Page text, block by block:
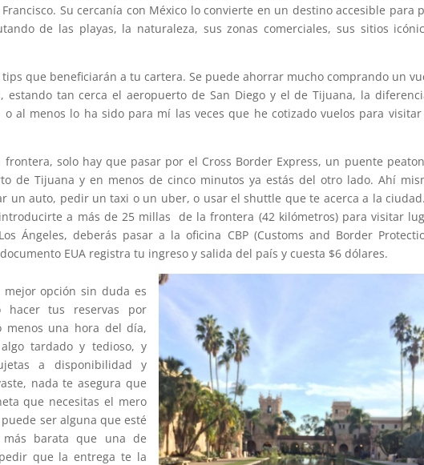
Su cercanía con México lo convierte en un destino accesible para
de las playas, la naturaleza, sus zonas comerciales, sus sitios
que beneficiarán a tu cartera. Se puede ahorrar mucho comprando un
estando tan cerca el aeropuerto de San Diego y el de Tijuana, la
al menos lo ha sido para mí las veces que he cotizado vuelos para visitar
solo hay que pasar por el Cross Border Express, un puente
de Tijuana y en menos de cinco minutos ya estás del otro lado. Ahí
un auto, pedir un taxi o un uber, o usar el shuttle que te acerca a la
a más de 25 millas de la frontera (42 kilómetros) para visitar
Ángeles, deberás pasar a la oficina CBP (Customs and Border
EUA registra tu ingreso y salida del país y cuesta $6 dólares.
opción sin duda es
hacer tus reservas por
una hora del día,
tardado y tedioso, y
a disponibilidad y
nada te asegura que
que necesitas el mero
ser alguna que esté
barata que una de
que la entrega te la